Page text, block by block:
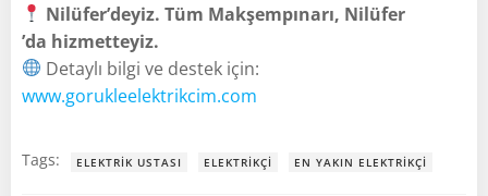
Nilüfer’deyiz. Tüm Makşempınarı, Nilüfer
’da hizmetteyiz.
Detaylı bilgi ve destek için:
www.gorukleelektrikcim.com
Tags: ELEKTRIK USTASI ELEKTRIKÇI EN YAKIN ELEKTRIKÇI